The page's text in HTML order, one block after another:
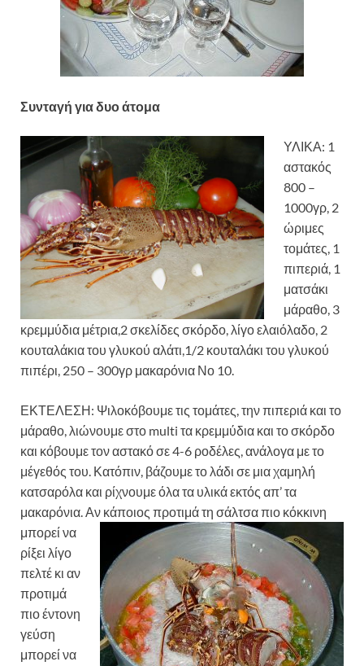
Συνταγή για δυο άτομα
ΥΛΙΚΑ: 1
αστακός
800 –
1000γρ, 2
ώριμες
τομάτες, 1
πιπεριά, 1
ματσάκι
μάραθο, 3
κρεμμύδια μέτρια,2 σκελίδες σκόρδο, λίγο ελαιόλαδο, 2
κουταλάκια του γλυκού αλάτι,1/2 κουταλάκι του γλυκού
πιπέρι, 250 – 300γρ μακαρόνια Νο 10.
ΕΚΤΕΛΕΣΗ: Ψιλοκόβουμε τις τομάτες, την πιπεριά και το
μάραθο, λιώνουμε στο multi τα κρεμμύδια και το σκόρδο
και κόβουμε τον αστακό σε 4-6 ροδέλες, ανάλογα με το
μέγεθός του. Κατόπιν, βάζουμε το λάδι σε μια χαμηλή
κατσαρόλα και ρίχνουμε όλα τα υλικά εκτός απ’ τα
μακαρόνια. Αν κάποιος προτιμά τη σάλτσα πιο κόκκινη
μπορεί να
ρίξει λίγο
πελτέ κι αν
προτιμά
πιο έντονη
γεύση
μπορεί να